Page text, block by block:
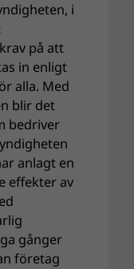
i
på att
in enligt
alla. Med
blir det
bedriver
anlagt en
effekter av
gånger
företag